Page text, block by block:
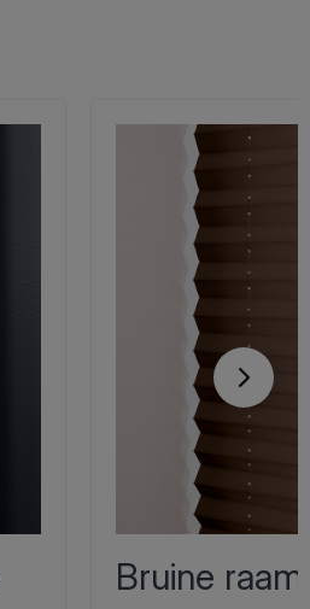
Bruine